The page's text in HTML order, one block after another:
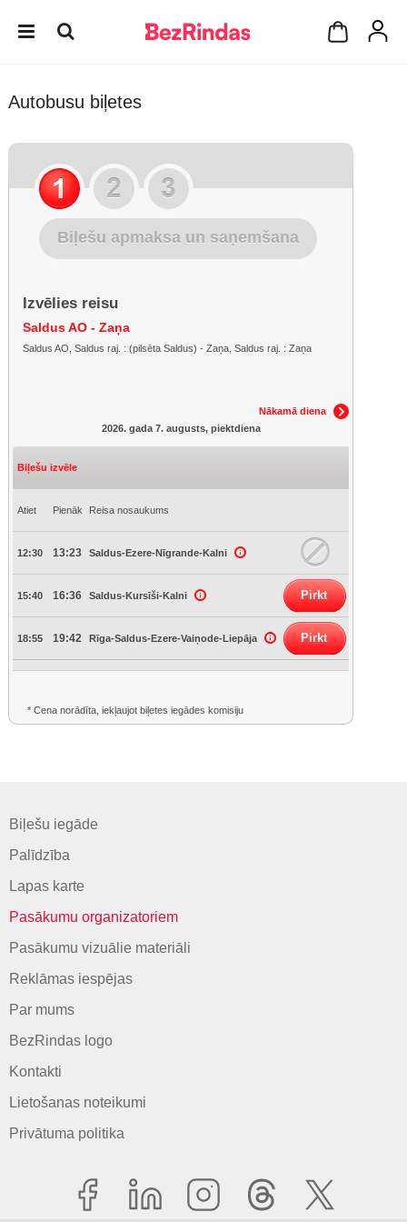
Autobusu biļetes
Biļešu apmaksa un saņemšana
Izvēlies reisu
Saldus AO - Zaņa
Saldus AO, Saldus raj. : (pilsēta Saldus) - Zaņa, Saldus raj. : Zaņa
Nākamā diena
2026. gada 7. augusts, piektdiena
Biļešu izvēle
Atiet Pienāk Reisa nosaukums
12:30 13:23 Saldus-Ezere-Nīgrande-Kalni
15:40 16:36 Saldus-Kursīši-Kalni Pirkt
18:55 19:42 Rīga-Saldus-Ezere-Vaiņode-Liepāja Pirkt
* Cena norādīta, iekļaujot biļetes iegādes komisiju
Biļešu iegāde
Palīdzība
Lapas karte
Pasākumu organizatoriem
Pasākumu vizuālie materiāli
Reklāmas iespējas
Par mums
BezRindas logo
Kontakti
Lietošanas noteikumi
Privātuma politika